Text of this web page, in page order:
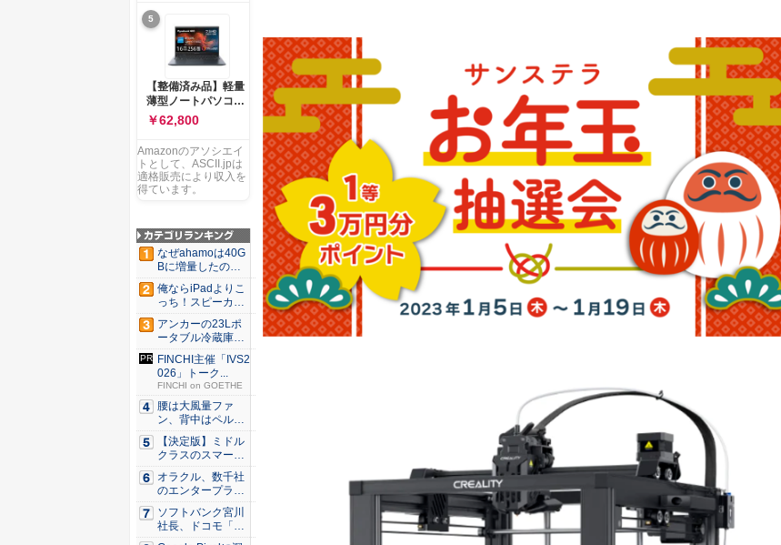
ンチ AMD Ryzen 7
170 メモリ16GB
SSD 512GB
Microsoft 365
Personal (24か月版)
搭載 Windows 11 重
量1.7kg Wi-Fi 6E ク
ワイエットブルー
M1502NAQ-
5
【整備済み品】軽量
薄型ノートパソコン
dynabook G83 ■
13.3型
FHD(1920x1080) -
高性能第11世代Core
i5-1135G7 - メモリ
16GB - SSD 256GB
USB Type-C - MS
Office 2021 - Win11
搭載
￥62,800
Amazonのアソシエイ
トとして、ASCII.jpは
適格販売により収入を
得ています。
なぜahamoは40G
Bに増量したの
か ...
俺ならiPadよりこ
っち！スピーカー
9個...
アンカーの23Lポ
ータブル冷蔵庫が
Ama...
FINCHI主催「IVS2
026」トーク...
FINCHI on GOETHE
腰は大風量ファ
ン、背中はペルチ
ェ冷却。ダ...
【決定版】ミドル
クラスのスマート
フォンの...
オラクル、数千社
のエンタープライ
ズ・アプ...
ソフトバンク宮川
社長、ドコモ「ah
amo...